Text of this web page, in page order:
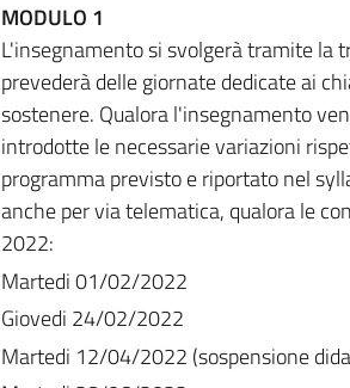
MODULO 1
L'insegnamento si svolgerà tramite la
prevederà delle giornate dedicate ai
sostenere. Qualora l'insegnamento
introdotte le necessarie variazioni
programma previsto e riportato nel
anche per via telematica, qualora le
2022:
Martedi 01/02/2022
Giovedi 24/02/2022
Martedi 12/04/2022 (sospensione